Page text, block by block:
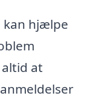
kan hjælpe
at